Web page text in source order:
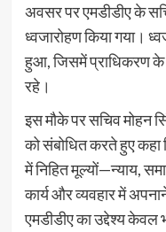
अवसर पर एमडीडीए के
ध्वजारोहण किया गया।
हुआ, जिसमें प्राधिकरण के
रहे।
इस मौके पर सचिव मोहन
को संबोधित करते हुए कहा
में निहित मूल्यों—न्याय,
कार्य और व्यवहार में
एमडीडीए का उद्देश्य केवल